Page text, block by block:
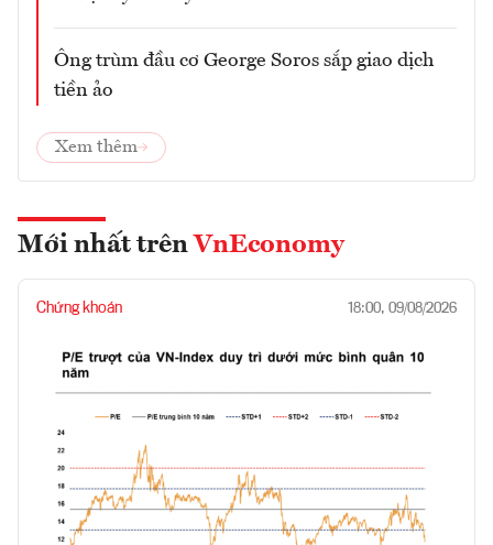
Ông trùm đầu cơ George Soros sắp giao dịch
tiền ảo
Xem thêm
Mới nhất trên VnEconomy
Chứng khoán 18:00, 09/08/2026